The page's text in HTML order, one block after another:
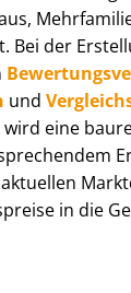
Bei der
und
eine
in die